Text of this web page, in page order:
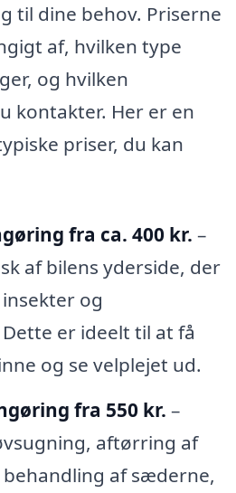
til dine behov. Priserne
af, hvilken type
og hvilken
kontakter. Her er en
priser, du kan
fra ca. 400 kr. –
af bilens yderside, der
og
er ideelt til at få
og se velplejet ud.
fra 550 kr. –
aftørring af
af sæderne,